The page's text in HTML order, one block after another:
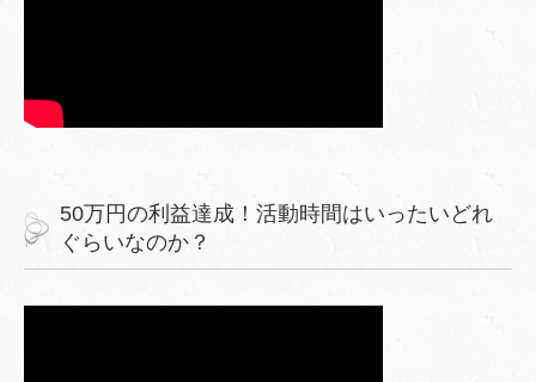
50万円の利益達成！活動時間はいったいどれ
ぐらいなのか？